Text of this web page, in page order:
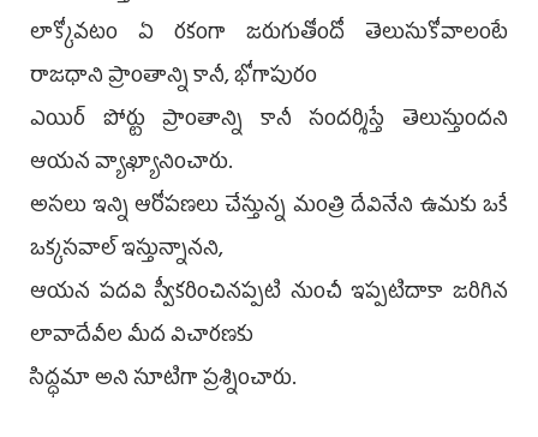
లాక్కోవటం ఏ రకంగా జరుగుతోందో తెలుసుకోవాలంటే
రాజధాని ప్రాంతాన్ని కానీ, భోగాపురం
ఎయిర్ పోర్టు ప్రాంతాన్ని కానీ సందర్శిస్తే తెలుస్తుందని
ఆయన వ్యాఖ్యానించారు.
అసలు ఇన్ని ఆరోపణలు చేస్తున్న మంత్రి దేవినేని ఉమకు ఒకే
ఒక్కసవాల్ ఇస్తున్నానని,
ఆయన పదవి స్వీకరించినప్పటి నుంచీ ఇప్పటిదాకా జరిగిన
లావాదేవీల మీద విచారణకు
సిద్ధమా అని సూటిగా ప్రశ్నించారు.